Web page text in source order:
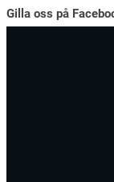
Gilla oss på